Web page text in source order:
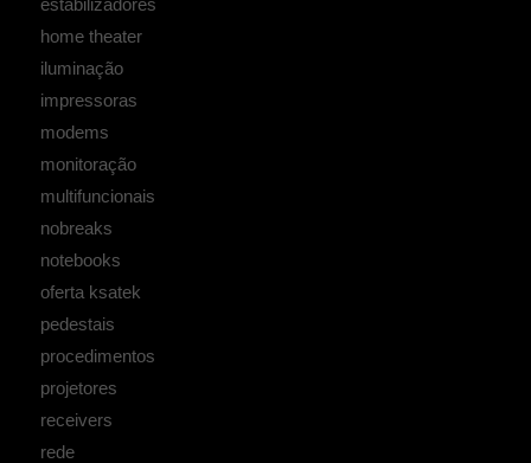
home theater
iluminação
impressoras
modems
monitoração
multifuncionais
nobreaks
notebooks
oferta ksatek
pedestais
procedimentos
projetores
receivers
rede